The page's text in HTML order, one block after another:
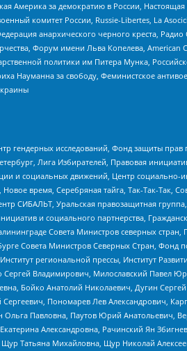
Америка за демократию в России,
комитет России, Russie-Libertes, La
анархического черного креста,
Форум имени Льва Копелева,
политики им Питера Мунка,
за свободу, Феминистское
гендерных исследований, Фонд защиты
Лига Избирателей, Правовая
и социальных движений, Центр
время, Серебряная тайга, Так-Так-Так,
СИБАЛЬТ, Уральская правозащитная
и социального партнерства,
Совета Министров северных стран,
Совета Министров Северных Стран, Фонд
региональной прессы, Институт
Сергей Владимирович, Милославский
Бойко Анатолий Николаевич, Дугин
Пономарев Лев Александрович,
Павловна, Паутов Юрий Анатольевич,
Александровна, Рачинский Ян
Татьяна Михайловна, Щур Николай